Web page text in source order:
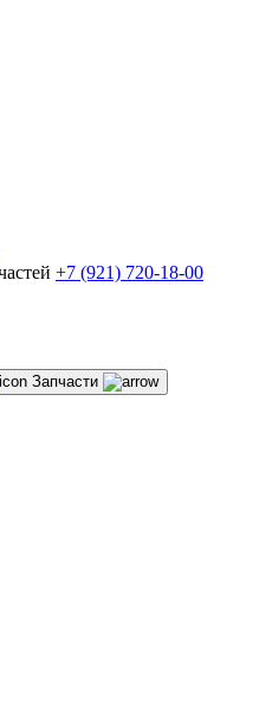
+7 (921) 720-18-00
Запчасти